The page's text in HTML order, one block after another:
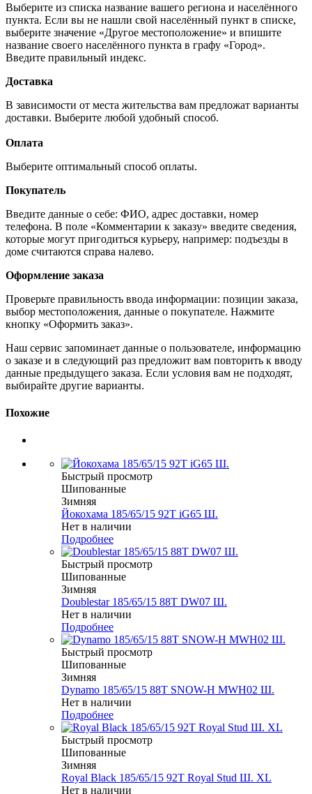
Выберите из списка название вашего региона и населённого
пункта. Если вы не нашли свой населённый пункт в списке,
выберите значение «Другое местоположение» и впишите
название своего населённого пункта в графу «Город».
Введите правильный индекс.
Доставка
В зависимости от места жительства вам предложат варианты
доставки. Выберите любой удобный способ.
Оплата
Выберите оптимальный способ оплаты.
Покупатель
Введите данные о себе: ФИО, адрес доставки, номер
телефона. В поле «Комментарии к заказу» введите сведения,
которые могут пригодиться курьеру, например: подъезды в
доме считаются справа налево.
Оформление заказа
Проверьте правильность ввода информации: позиции заказа,
выбор местоположения, данные о покупателе. Нажмите
кнопку «Оформить заказ».
Наш сервис запоминает данные о пользователе, информацию
о заказе и в следующий раз предложит вам повторить к вводу
данные предыдущего заказа. Если условия вам не подходят,
выбирайте другие варианты.
Похожие
Быстрый просмотр
Шипованные
Зимняя
Йокохама 185/65/15 92T iG65 Ш.
Нет в наличии
Подробнее
Быстрый просмотр
Шипованные
Зимняя
Doublestar 185/65/15 88T DW07 Ш.
Нет в наличии
Подробнее
Быстрый просмотр
Шипованные
Зимняя
Dynamo 185/65/15 88T SNOW-H MWH02 Ш.
Нет в наличии
Подробнее
Быстрый просмотр
Шипованные
Зимняя
Royal Black 185/65/15 92T Royal Stud Ш. XL
Нет в наличии